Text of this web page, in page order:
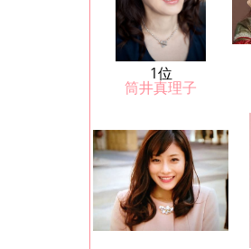
1位
筒井真理子